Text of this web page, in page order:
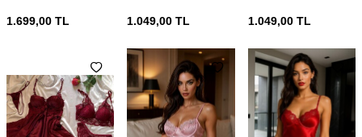
1.699,00 TL 1.049,00 TL 1.049,00TL